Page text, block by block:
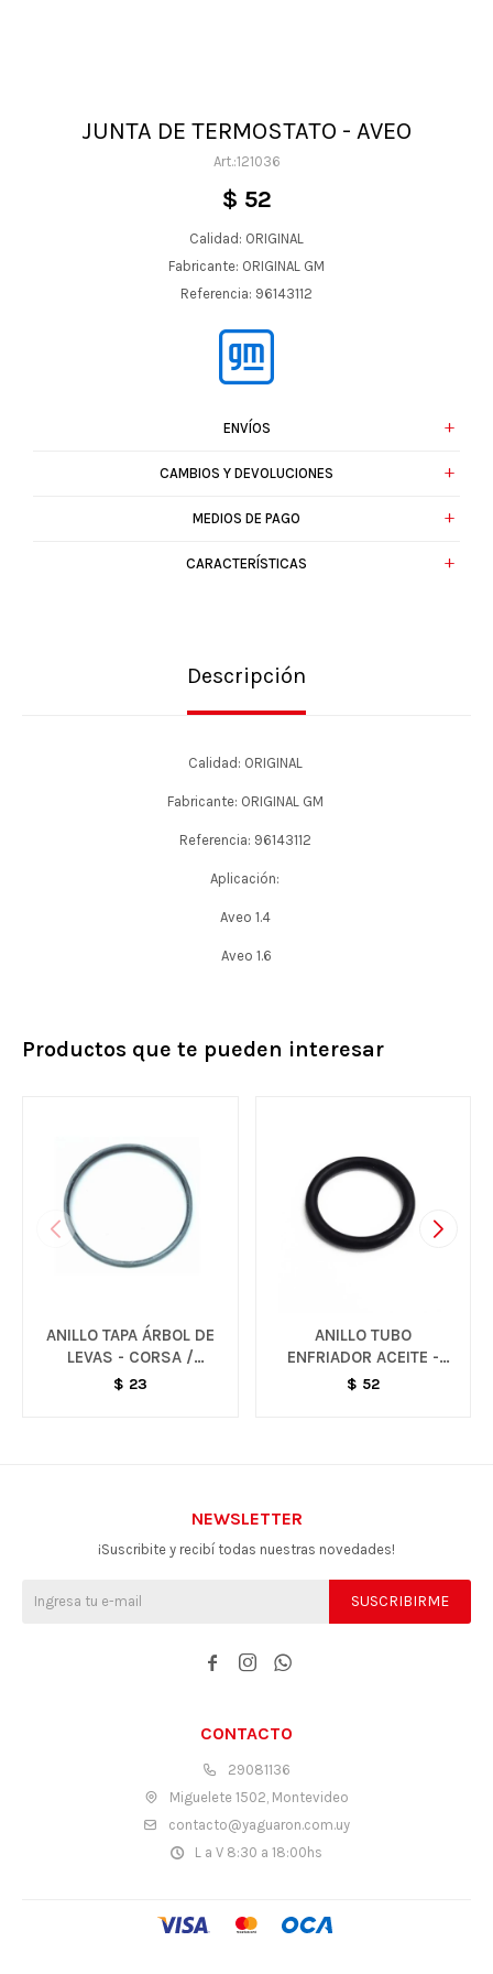
JUNTA DE TERMOSTATO - AVEO
121036
$ 52
Calidad: ORIGINAL
Fabricante: ORIGINAL GM
Referencia: 96143112
ENVÍOS
CAMBIOS Y DEVOLUCIONES
MEDIOS DE PAGO
CARACTERÍSTICAS
Descripción
Calidad: ORIGINAL
Fabricante: ORIGINAL GM
Referencia: 96143112
Aplicación:
Aveo 1.4
Aveo 1.6
Productos que te pueden interesar
ANILLO TAPA ÁRBOL DE
LEVAS - CORSA /
MONTANA
$ 23
ANILLO TUBO
ENFRIADOR ACEITE -
CRUZE / SONIC /
$ 52
CONTACTO
29081136
Miguelete 1502, Montevideo
contacto@yaguaron.com.uy
L a V 8:30 a 18:00hs
NEWSLETTER
¡Suscribite y recibí todas nuestras novedades!
SUSCRIBIRME
  